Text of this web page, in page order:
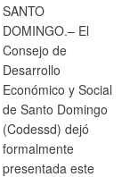
SANTO
DOMINGO.– El
Consejo de
Desarrollo
Económico y Social
de Santo Domingo
(Codessd) dejó
formalmente
presentada este